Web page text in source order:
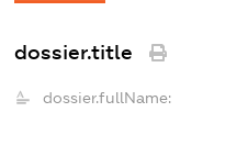
dossier.title
dossier.fullName: